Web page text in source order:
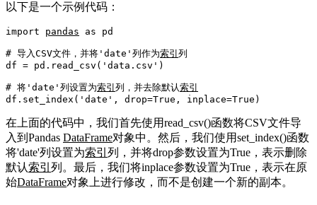
以下是一个示例代码：
import pandas as pd
# 导入CSV文件，并将'date'列作为索引 列
df = pd.read_csv( 'data.csv' )
# 将'date'列设置为索引 列，并去除默认索引
df.set_index( 'date' , drop=True , inplace=True
在上面的代码中，我们首先使用read_csv()函数将CSV文件导
入到Pandas DataFrame对象中。然后，我们使用set_index()函数
将'date'列设置为索引 列，并将drop参数设置为True，表示删除
默认索引 列。最后，我们将inplace参数设置为True，表示在原
始DataFrame对象上进行修改，而不是创建一个新的副本。